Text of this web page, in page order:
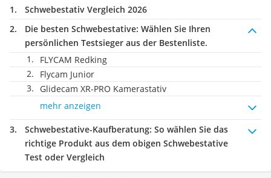
Schwebestativ Vergleich 2026
Die besten Schwebestative: Wählen Sie Ihren
persönlichen Testsieger aus der Bestenliste.
FLYCAM Redking
Flycam Junior
Glidecam XR-PRO Kamerastativ
mehr anzeigen
Schwebestative-Kaufberatung: So wählen Sie das
richtige Produkt aus dem obigen Schwebestative
Test oder Vergleich